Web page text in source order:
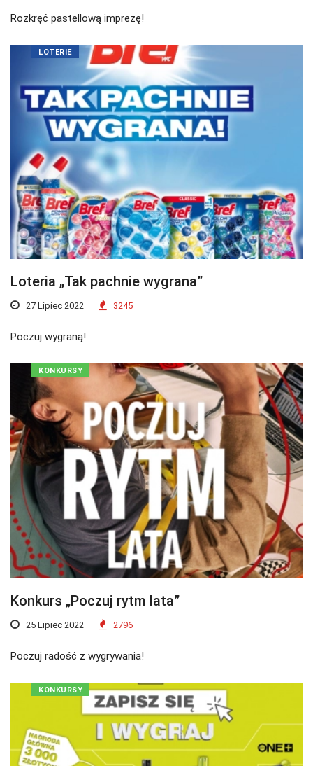
Rozkręć pastellową imprezę!
LOTERIE
Loteria „Tak pachnie wygrana”
27 Lipiec 2022 3245
Poczuj wygraną!
KONKURSY
Konkurs „Poczuj rytm lata”
25 Lipiec 2022 2796
Poczuj radość z wygrywania!
KONKURSY